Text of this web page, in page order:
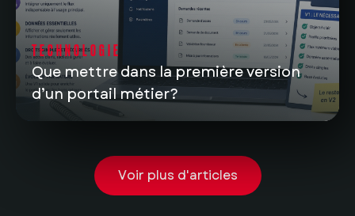
TECHNOLOGIE
Que mettre dans la première version
d’un portail métier?
Voir plus d'articles